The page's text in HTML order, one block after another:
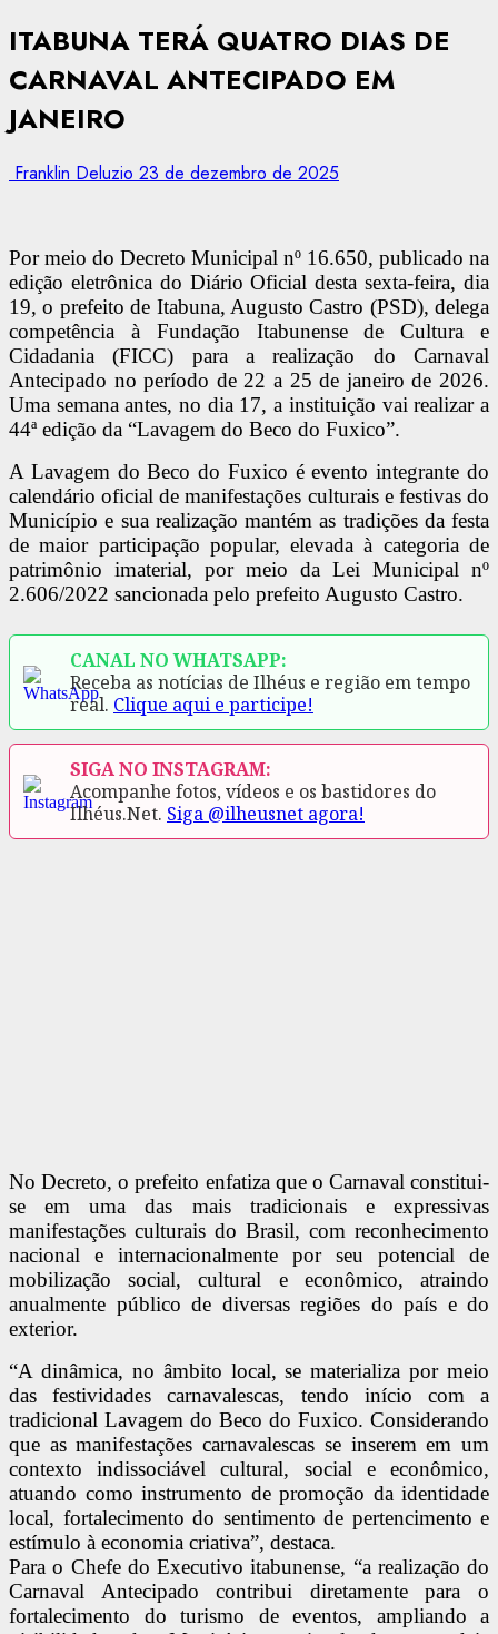
ITABUNA TERÁ QUATRO DIAS DE
CARNAVAL ANTECIPADO EM
JANEIRO
Franklin Deluzio 23 de dezembro de 2025
Por meio do Decreto Municipal nº 16.650, publicado na
edição eletrônica do Diário Oficial desta sexta-feira, dia
19, o prefeito de Itabuna, Augusto Castro (PSD), delega
competência à Fundação Itabunense de Cultura e
Cidadania (FICC) para a realização do Carnaval
Antecipado no período de 22 a 25 de janeiro de 2026.
Uma semana antes, no dia 17, a instituição vai realizar a
44ª edição da “Lavagem do Beco do Fuxico”.
A Lavagem do Beco do Fuxico é evento integrante do
calendário oficial de manifestações culturais e festivas do
Município e sua realização mantém as tradições da festa
de maior participação popular, elevada à categoria de
patrimônio imaterial, por meio da Lei Municipal nº
2.606/2022 sancionada pelo prefeito Augusto Castro.
CANAL NO WHATSAPP:
Receba as notícias de Ilhéus e região em tempo
real. Clique aqui e participe!
SIGA NO INSTAGRAM:
Acompanhe fotos, vídeos e os bastidores do
Ilhéus.Net. Siga @ilheusnet agora!
No Decreto, o prefeito enfatiza que o Carnaval constitui-
se em uma das mais tradicionais e expressivas
manifestações culturais do Brasil, com reconhecimento
nacional e internacionalmente por seu potencial de
mobilização social, cultural e econômico, atraindo
anualmente público de diversas regiões do país e do
exterior.
“A dinâmica, no âmbito local, se materializa por meio
das festividades carnavalescas, tendo início com a
tradicional Lavagem do Beco do Fuxico. Considerando
que as manifestações carnavalescas se inserem em um
contexto indissociável cultural, social e econômico,
atuando como instrumento de promoção da identidade
local, fortalecimento do sentimento de pertencimento e
estímulo à economia criativa”, destaca.
Para o Chefe do Executivo itabunense, “a realização do
Carnaval Antecipado contribui diretamente para o
fortalecimento do turismo de eventos, ampliando a